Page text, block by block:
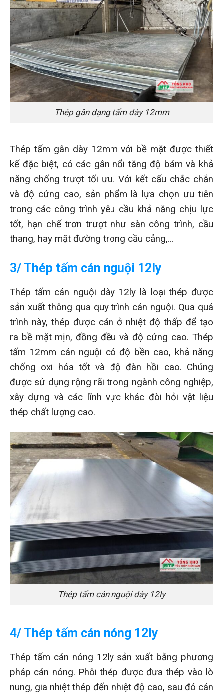
Thép gân dạng tấm dày 12mm
Thép tấm gân dày 12mm với bề mặt được thiết
kế đặc biệt, có các gân nổi tăng độ bám và khả
năng chống trượt tối ưu. Với kết cấu chắc chắn
và độ cứng cao, sản phẩm là lựa chọn ưu tiên
trong các công trình yêu cầu khả năng chịu lực
tốt, hạn chế trơn trượt như sàn công trình, cầu
thang, hay mặt đường trong cầu cảng,...
3/ Thép tấm cán nguội 12ly
Thép tấm cán nguội dày 12ly là loại thép được
sản xuất thông qua quy trình cán nguội. Qua quá
trình này, thép được cán ở nhiệt độ thấp để tạo
ra bề mặt mịn, đồng đều và độ cứng cao. Thép
tấm 12mm cán nguội có độ bền cao, khả năng
chống oxi hóa tốt và độ đàn hồi cao. Chúng
được sử dụng rộng rãi trong ngành công nghiệp,
xây dựng và các lĩnh vực khác đòi hỏi vật liệu
thép chất lượng cao.
Thép tấm cán nguội dày 12ly
4/ Thép tấm cán nóng 12ly
Thép tấm cán nóng 12ly sản xuất bằng phương
pháp cán nóng. Phôi thép được đưa thép vào lò
nung, gia nhiệt thép đến nhiệt độ cao, sau đó cán